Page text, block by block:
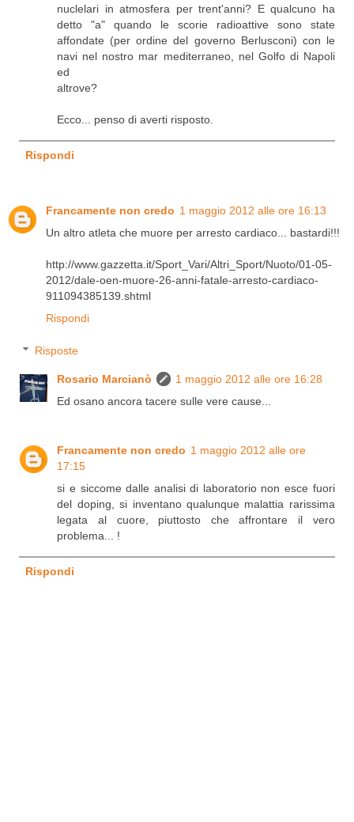
nuclelari in atmosfera per trent'anni? E qualcuno ha
detto "a" quando le scorie radioattive sono state
affondate (per ordine del governo Berlusconi) con le
navi nel nostro mar mediterraneo, nel Golfo di Napoli
ed
altrove?
Ecco... penso di averti risposto.
Rispondi
Francamente non credo 1 maggio 2012 alle ore 16:13
Un altro atleta che muore per arresto cardiaco... bastardi!!!
http://www.gazzetta.it/Sport_Vari/Altri_Sport/Nuoto/01-05-
2012/dale-oen-muore-26-anni-fatale-arresto-cardiaco-
911094385139.shtml
Rispondi
Risposte
Rosario Marcianò
1 maggio 2012 alle ore 16:28
Ed osano ancora tacere sulle vere cause...
Francamente non credo 1 maggio 2012 alle ore
17:15
si e siccome dalle analisi di laboratorio non esce fuori
del doping, si inventano qualunque malattia rarissima
legata al cuore, piuttosto che affrontare il vero
problema... !
Rispondi